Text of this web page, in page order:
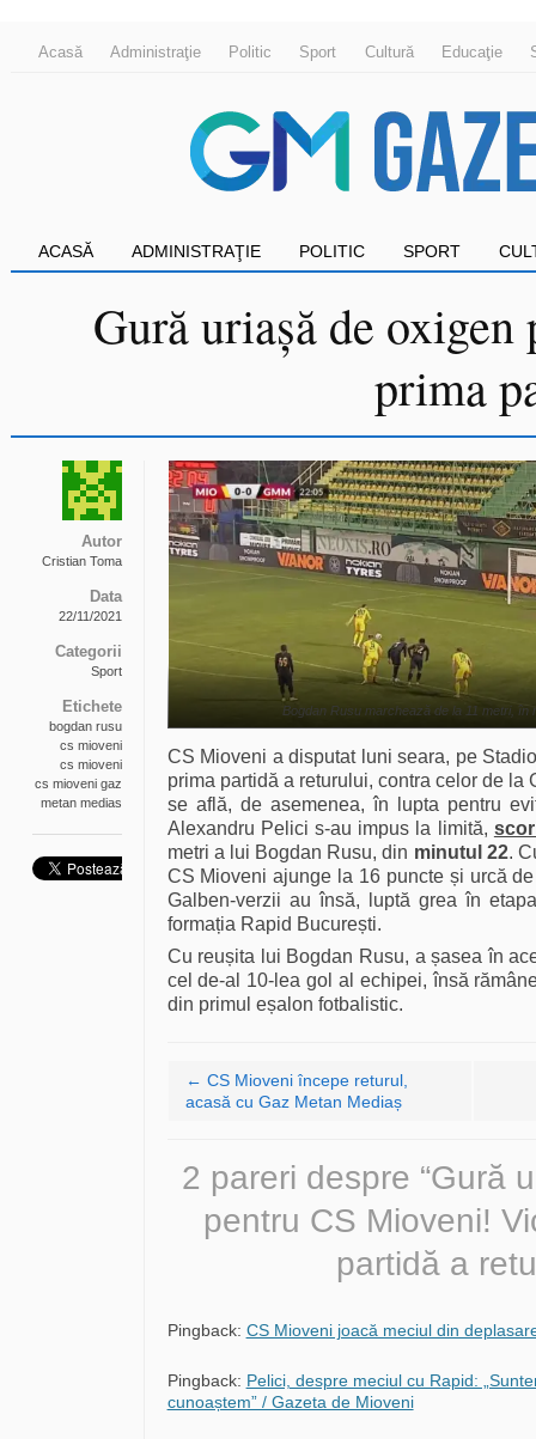
Acasă Administraţie Politic Sport Cultură Educaţie
ACASĂ ADMINISTRAŢIE POLITIC SPORT
Gură uriașă de
prima
Autor
Cristian Toma
Data
22/11/2021
Categorii
Sport
Etichete
bogdan rusu
cs mioveni
cs mioveni
cs mioveni gaz
metan medias
Bogdan Rusu marchează de la 11 metri, în
CS Mioveni a disputat luni seara, pe
prima partidă a returului, contra celor de la
se află, de asemenea, în lupta pentru
Alexandru Pelici s-au impus la limită,
metri a lui Bogdan Rusu, din minutul 22.
CS Mioveni ajunge la 16 puncte și urcă
Galben-verzii au însă, luptă grea în
formația Rapid București.
Cu reușita lui Bogdan Rusu, a șasea în
cel de-al 10-lea gol al echipei, însă
din primul eșalon fotbalistic.
Navigare articole
← CS Mioveni începe returul,
acasă cu Gaz Metan Mediaș
2 pareri despre “Gură
pentru CS Mioveni!
partidă a
Pingback: CS Mioveni joacă meciul din
Pingback: Pelici, despre meciul cu Rapid:
cunoaștem” / Gazeta de Mioveni